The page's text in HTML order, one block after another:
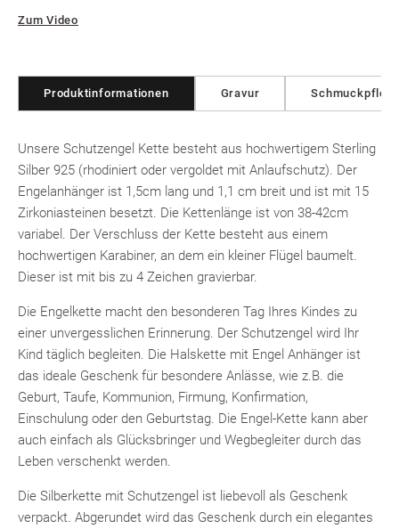
Zum Video
Produktinformationen Gravur
Unsere Schutzengel Kette besteht aus hochwertigem Sterling
Silber 925 (rhodiniert oder vergoldet mit Anlaufschutz). Der
Engelanhänger ist 1,5cm lang und 1,1 cm breit und ist mit 15
Zirkoniasteinen besetzt. Die Kettenlänge ist von 38-42cm
variabel. Der Verschluss der Kette besteht aus einem
hochwertigen Karabiner, an dem ein kleiner Flügel baumelt.
Dieser ist mit bis zu 4 Zeichen gravierbar.
Die Engelkette macht den besonderen Tag Ihres Kindes zu
einer unvergesslichen Erinnerung. Der Schutzengel wird Ihr
Kind täglich begleiten. Die Halskette mit Engel Anhänger ist
das ideale Geschenk für besondere Anlässe, wie z.B. die
Geburt, Taufe, Kommunion, Firmung, Konfirmation,
Einschulung oder den Geburtstag. Die Engel-Kette kann aber
auch einfach als Glücksbringer und Wegbegleiter durch das
Leben verschenkt werden.
Die Silberkette mit Schutzengel ist liebevoll als Geschenk
verpackt. Abgerundet wird das Geschenk durch ein elegantes